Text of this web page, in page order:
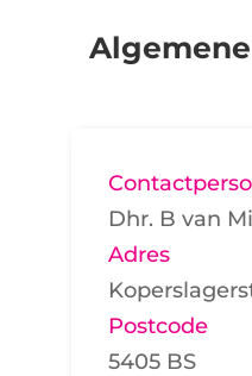
Dhr. B van
Adres
Postcode
5405 BS